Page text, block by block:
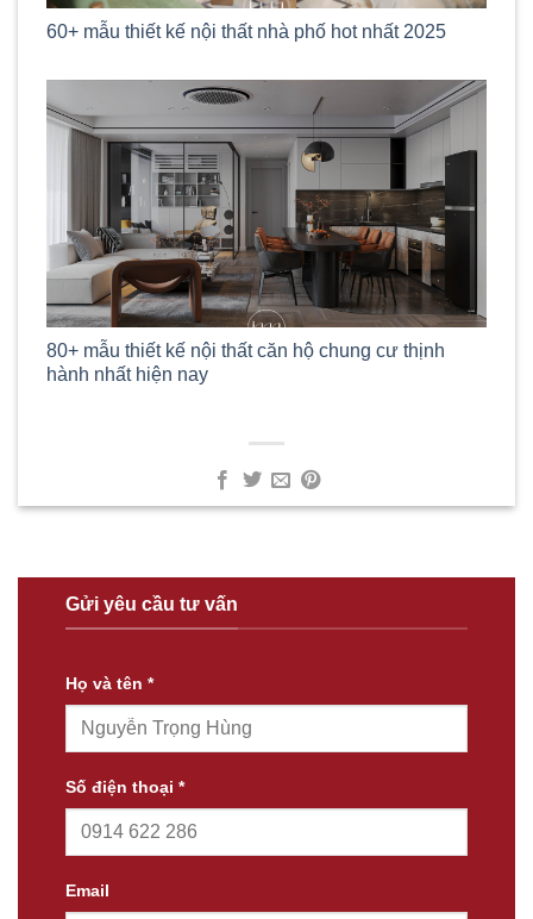
60+ mẫu thiết kế nội thất nhà phố hot nhất 2025
80+ mẫu thiết kế nội thất căn hộ chung cư thịnh
hành nhất hiện nay
Gửi yêu cầu tư vấn
Họ và tên *
Số điện thoại *
Email